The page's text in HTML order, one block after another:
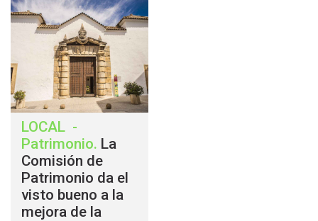
LOCAL -
Patrimonio. La
Comisión de
Patrimonio da el
visto bueno a la
mejora de la